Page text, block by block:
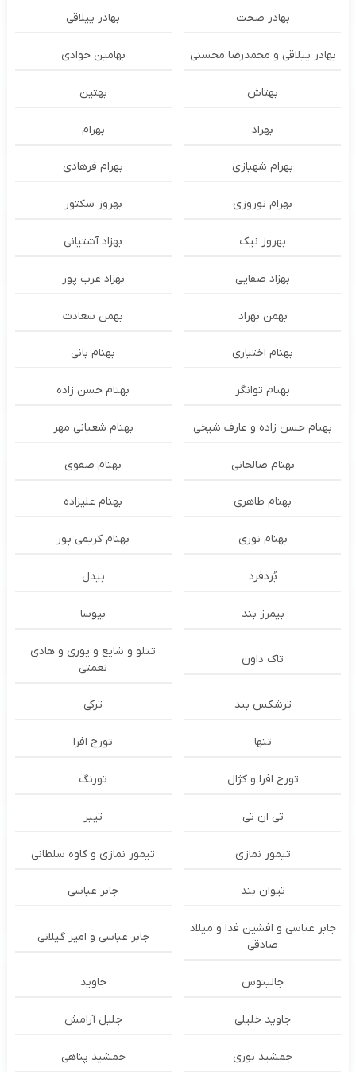
بهادر صحت بهادر ییلاقی
بهادر ییلاقی و محمدرضا محسنی بهامین جوادی
بهتاش بهتین
بهراد بهرام
بهرام شهبازی بهرام فرهادی
بهرام نوروزی بهروز سکتور
بهروز نیک بهزاد آشتیانی
بهزاد صفایی بهزاد عرب پور
بهمن بهراد بهمن سعادت
بهنام اختیاری بهنام بانی
بهنام توانگر بهنام حسن زاده
بهنام حسن زاده و عارف شیخی بهنام شعبانی مهر
بهنام صالحانی بهنام صفوی
بهنام طاهری بهنام علیزاده
بهنام نوری بهنام کریمی پور
بُردفرد بیدل
بیمرز بند بیوسا
تاک داون
تتلو و شایع و پوری و هادی
نعمتی
ترشكس بند ترکی
تنها تورج افرا
تورج افرا و کژال تورنگ
تی ان تی تیبر
تیمور نمازی تیمور نمازی و کاوه سلطانی
تیوان بند جابر عباسی
جابر عباسی و افشین فدا و میلاد
صادقی
جابر عباسی و امیر گیلانی
جالینوس جاوید
جاوید خلیلی جلیل آرامش
جمشید نوری جمشید پناهی